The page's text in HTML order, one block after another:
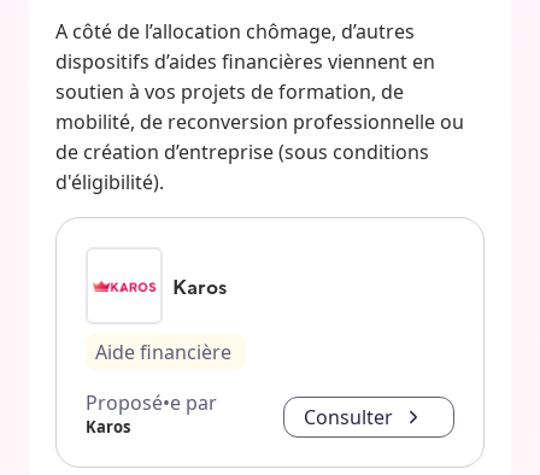
A côté de l’allocation chômage, d’autres
dispositifs d’aides financières viennent en
soutien à vos projets de formation, de
mobilité, de reconversion professionnelle ou
de création d’entreprise (sous conditions
d'éligibilité).
Karos
Aide financière
Proposé•e par
Karos Consulter